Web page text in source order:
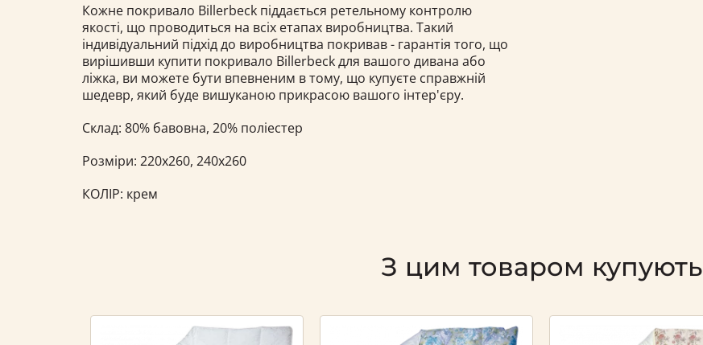
Кожне покривало Billerbeck піддається ретельному контролю
якості, що проводиться на всіх етапах виробництва. Такий
індивідуальний підхід до виробництва покривав - гарантія того, що
вирішивши купити покривало Billerbeck для вашого дивана або
ліжка, ви можете бути впевненим в тому, що купуєте справжній
шедевр, який буде вишуканою прикрасою вашого інтер'єру.
Склад: 80% бавовна, 20% поліестер
Розміри: 220х260, 240х260
КОЛІР: крем
З цим товаром купують